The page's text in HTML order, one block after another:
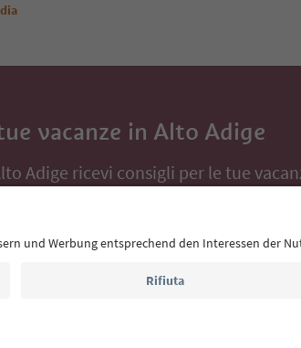
vacanze in Alto Adige
Adige ricevi consigli per le tue